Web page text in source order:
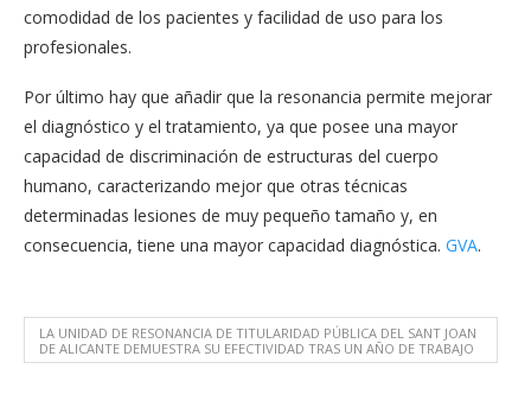
comodidad de los pacientes y facilidad de uso para los
profesionales.
Por último hay que añadir que la resonancia permite mejorar
el diagnóstico y el tratamiento, ya que posee una mayor
capacidad de discriminación de estructuras del cuerpo
humano, caracterizando mejor que otras técnicas
determinadas lesiones de muy pequeño tamaño y, en
consecuencia, tiene una mayor capacidad diagnóstica. GVA.
LA UNIDAD DE RESONANCIA DE TITULARIDAD PÚBLICA DEL SANT JOAN
DE ALICANTE DEMUESTRA SU EFECTIVIDAD TRAS UN AÑO DE TRABAJO